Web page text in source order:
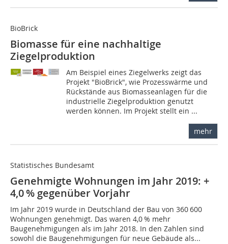
BioBrick
Biomasse für eine nachhaltige
Ziegelproduktion
Am Beispiel eines Ziegelwerks zeigt das
Projekt "BioBrick", wie Prozesswärme und
Rückstände aus Biomasseanlagen für die
industrielle Ziegelproduktion genutzt
werden können. Im Projekt stellt ein ...
mehr
Statistisches Bundesamt
Genehmigte Wohnungen im Jahr 2019: +
4,0 % gegenüber Vorjahr
Im Jahr 2019 wurde in Deutschland der Bau von 360 600
Wohnungen genehmigt. Das waren 4,0 % mehr
Baugenehmigungen als im Jahr 2018. In den Zahlen sind
sowohl die Baugenehmigungen für neue Gebäude als...